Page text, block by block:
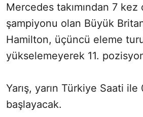
Mercedes takımından 7 kez
şampiyonu olan Büyük
Hamilton, üçüncü eleme
yükselemeyerek 11.
Yarış, yarın Türkiye Saati ile
başlayacak.